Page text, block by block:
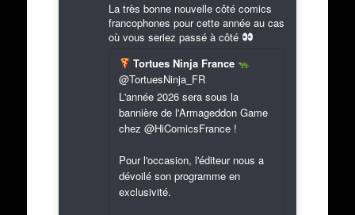
La très bonne nouvelle côté comics
francophones pour cette année au cas
où vous seriez passé à côté
Tortues Ninja France
@TortuesNinja_FR
L'année 2026 sera sous la
bannière de l'Armageddon Game
chez @HiComicsFrance !
Pour l'occasion, l'éditeur nous a
dévoilé son programme en
exclusivité.